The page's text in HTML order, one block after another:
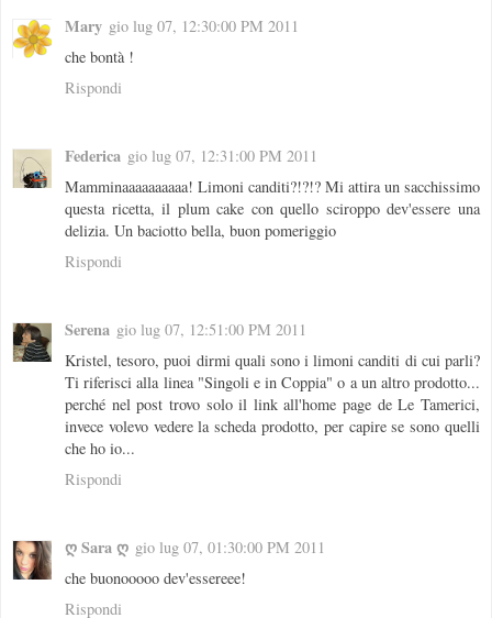
Mary gio lug 07, 12:30:00 PM 2011
che bontà !
Rispondi
Federica gio lug 07, 12:31:00 PM 2011
Mamminaaaaaaaaaa! Limoni canditi?!?!? Mi attira un sacchissimo
questa ricetta, il plum cake con quello sciroppo dev'essere una
delizia. Un baciotto bella, buon pomeriggio
Rispondi
Serena gio lug 07, 12:51:00 PM 2011
Kristel, tesoro, puoi dirmi quali sono i limoni canditi di cui parli?
Ti riferisci alla linea "Singoli e in Coppia" o a un altro prodotto...
perché nel post trovo solo il link all'home page de Le Tamerici,
invece volevo vedere la scheda prodotto, per capire se sono quelli
che ho io...
Rispondi
ღ Sara ღ gio lug 07, 01:30:00 PM 2011
che buonooooo dev'essereee!
Rispondi